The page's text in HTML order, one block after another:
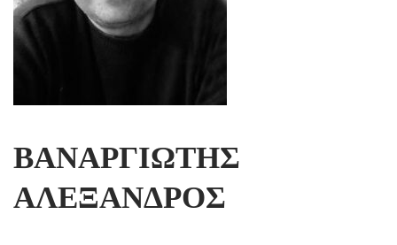
ΒΑΝΑΡΓΙΩΤΗΣ
ΑΛΕΞΑΝΔΡΟΣ